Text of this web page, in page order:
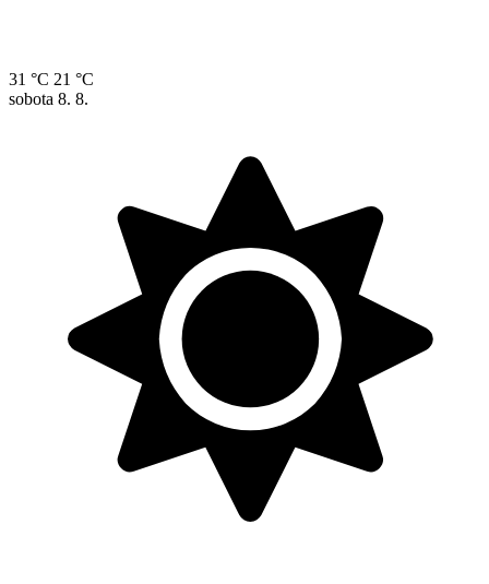
31 °C 21 °C
sobota 8. 8.